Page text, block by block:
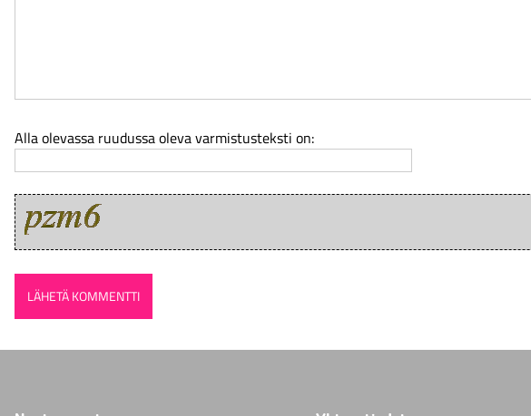
Alla olevassa ruudussa oleva varmistusteksti on: